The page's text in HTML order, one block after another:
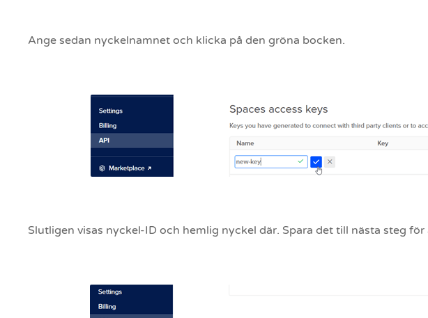
Ange sedan nyckelnamnet och klicka på den gröna bocken.
Slutligen visas nyckel-ID och hemlig nyckel där. Spara det till nästa steg